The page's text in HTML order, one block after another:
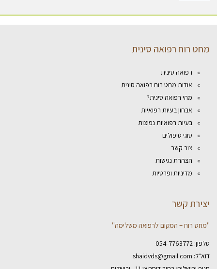
מחט רוח רפואה סינית
רפואה סינית
אודות מחט רוח רפואה סינית
מהי רפואה סינית?
אבחון בעיות רפואיות
בעיות רפואיות נפוצות
סוגי טיפולים
צור קשר
הצהרת נגישות
מדיניות ופרטיות
יצירת קשר
"מחט רוח – המקום לרפואה משלימה"
טלפון: 054-7763772
דוא״ל: shaidvds@gmail.com